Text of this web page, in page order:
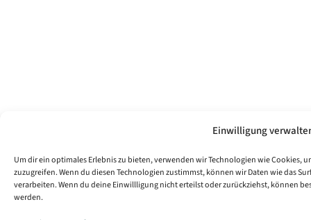
Einwilligung
Um dir ein optimales Erlebnis zu bieten, verwenden wir Technologien wie
zuzugreifen. Wenn du diesen Technologien zustimmst, können wir Daten wie das
verarbeiten. Wenn du deine Einwillligung nicht erteilst oder zurückziehst, können
werden.